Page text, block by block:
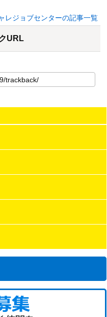
レジョブセンターの記事一覧
URL